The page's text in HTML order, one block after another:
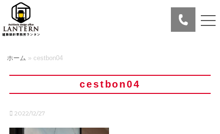
ホーム » cestbon04
cestbon04
2022/12/27